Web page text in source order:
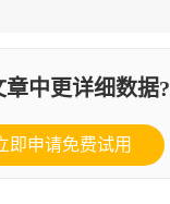
中更详细数据?
即申请免费试用